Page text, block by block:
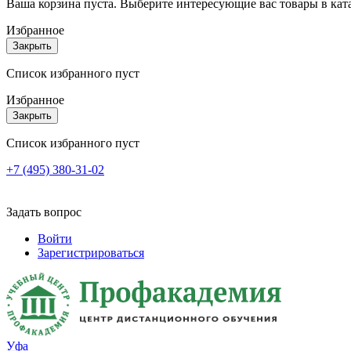
Ваша корзина пуста. Выберите интересующие вас товары в
Избранное
Закрыть
Список избранного пуст
Избранное
Закрыть
Список избранного пуст
+7 (495) 380-31-02
Задать вопрос
Войти
Зарегистрироваться
Уфа